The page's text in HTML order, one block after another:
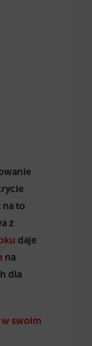
na to
z
daje
na
dla
swoim